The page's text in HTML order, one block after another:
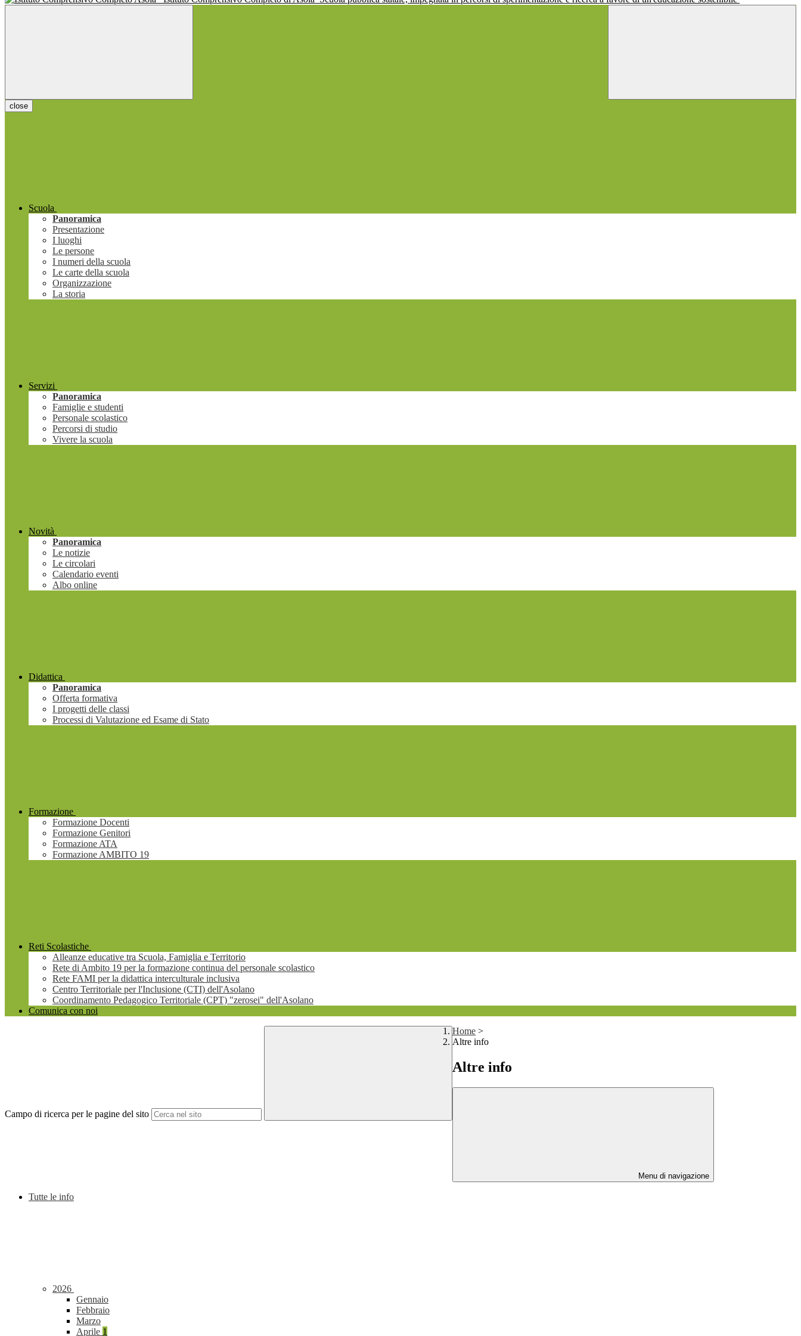
close
Scuola
Panoramica
Presentazione
I luoghi
Le persone
I numeri della scuola
Le carte della scuola
Organizzazione
La storia
Servizi
Panoramica
Famiglie e studenti
Personale scolastico
Percorsi di studio
Vivere la scuola
Novità
Panoramica
Le notizie
Le circolari
Calendario eventi
Albo online
Didattica
Panoramica
Offerta formativa
I progetti delle classi
Processi di Valutazione ed Esame di Stato
Formazione
Formazione Docenti
Formazione Genitori
Formazione ATA
Formazione AMBITO 19
Reti Scolastiche
Alleanze educative tra Scuola, Famiglia e Territorio
Rete di Ambito 19 per la formazione continua del personale scolastico
Rete FAMI per la didattica interculturale inclusiva
Centro Territoriale per l'Inclusione (CTI) dell'Asolano
Coordinamento Pedagogico Territoriale (CPT) "zerosei" dell'Asolano
Comunica con noi
Campo di ricerca per le pagine del sito
Home >
Altre info
Altre info
Menu di navigazione
Tutte le info
2026
Gennaio
Febbraio
Marzo
Aprile 1